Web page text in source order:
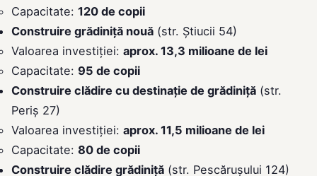
Capacitate: 120 de copii
Construire grădiniță nouă (str. Știucii 54)
Valoarea investiției: aprox. 13,3 milioane de lei
Capacitate: 95 de copii
Construire clădire cu destinație de grădiniță (str.
Periș 27)
Valoarea investiției: aprox. 11,5 milioane de lei
Capacitate: 80 de copii
Construire clădire grădiniță (str. Pescărușului 124)